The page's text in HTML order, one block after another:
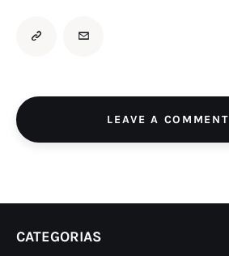
LEAVE A COMMENT
CATEGORIAS